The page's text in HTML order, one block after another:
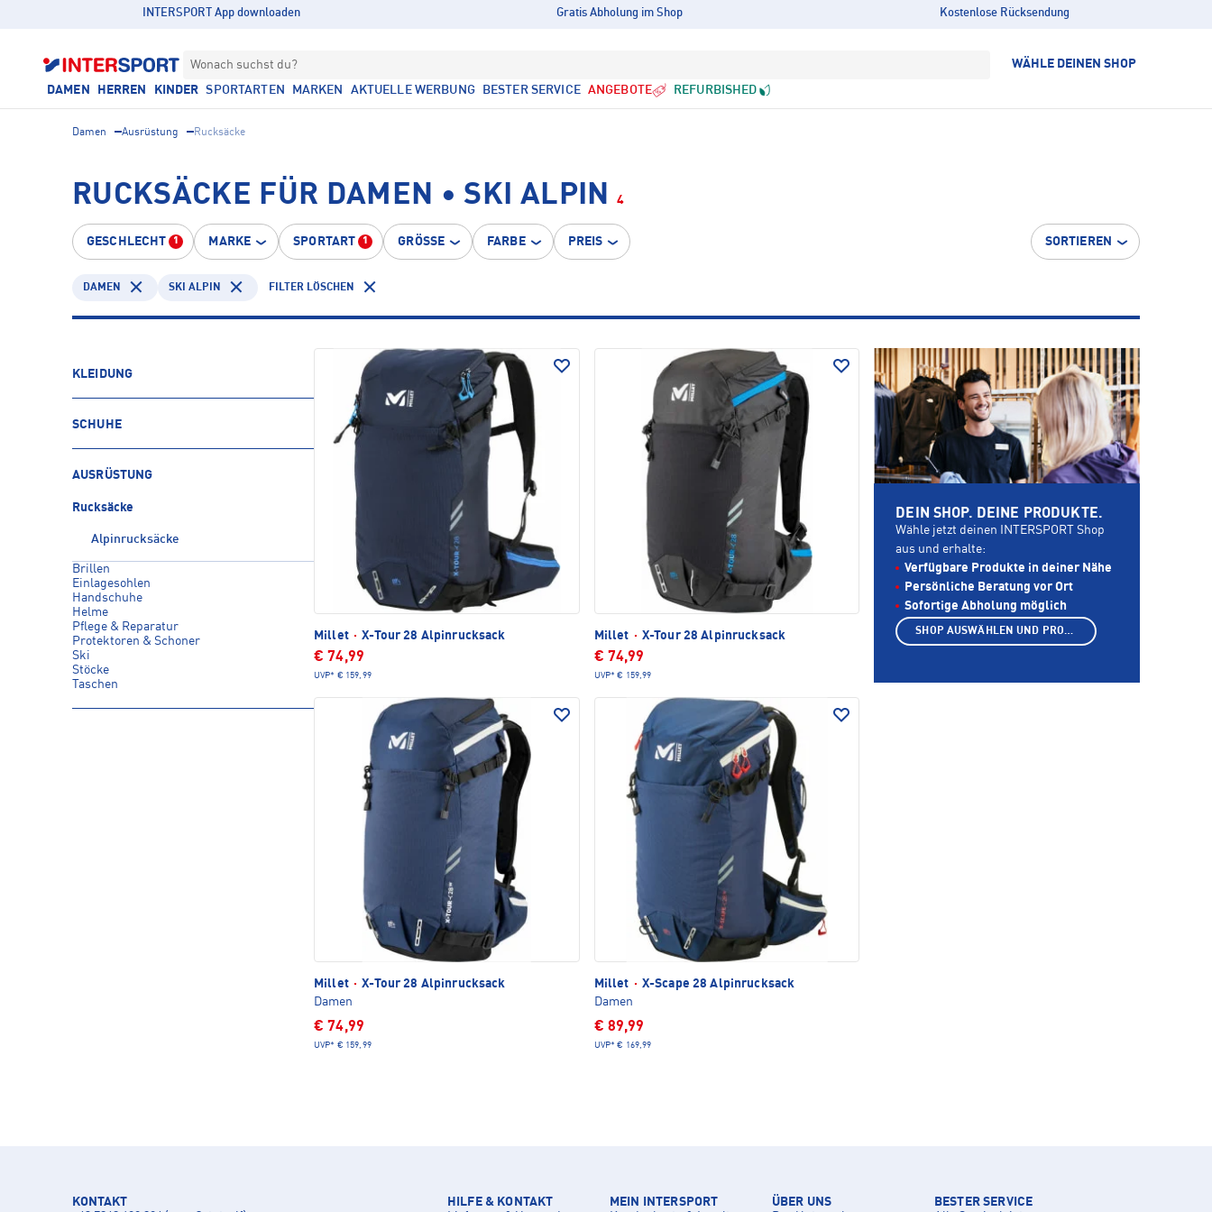
INTERSPORT App downloaden Gratis Abholung im Shop Kostenlose Rücksendung
Wonach suchst du? WÄHLE DEINEN SHOP
DAMEN HERREN KINDER SPORTARTEN MARKEN AKTUELLE WERBUNG BESTER SERVICE ANGEBOTE REFURBISHED
Damen Ausrüstung Rucksäcke
RUCKSÄCKE FÜR DAMEN • SKI ALPIN 4
GESCHLECHT 1 MARKE SPORTART 1 GRÖSSE FARBE PREIS SORTIEREN
DAMEN SKI ALPIN FILTER LÖSCHEN
KLEIDUNG
SCHUHE
AUSRÜSTUNG
Rucksäcke
Alpinrucksäcke
Brillen
Einlagesohlen
Handschuhe
Helme
Pflege & Reparatur
Protektoren & Schoner
Ski
Stöcke
Taschen
Millet · X-Tour 28 Alpinrucksack
€ 74,99
UVP* € 159,99
Millet · X-Tour 28 Alpinrucksack
€ 74,99
UVP* € 159,99
Millet · X-Tour 28 Alpinrucksack
Damen
€ 74,99
UVP* € 159,99
Millet · X-Scape 28 Alpinrucksack
Damen
€ 89,99
UVP* € 169,99
DEIN SHOP. DEINE PRODUKTE.
Wähle jetzt deinen INTERSPORT Shop
aus und erhalte:
Verfügbare Produkte in deiner Nähe
Persönliche Beratung vor Ort
Sofortige Abholung möglich
SHOP AUSWÄHLEN UND PRODUKTE ANZEIGEN
KONTAKT
HILFE & KONTAKT
MEIN INTERSPORT
ÜBER UNS
BESTER SERVICE